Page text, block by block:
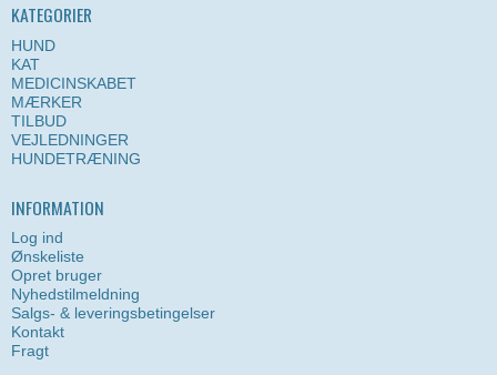
KATEGORIER
HUND
KAT
MEDICINSKABET
MÆRKER
TILBUD
VEJLEDNINGER
HUNDETRÆNING
INFORMATION
Log ind
Ønskeliste
Opret bruger
Nyhedstilmeldning
Salgs- & leveringsbetingelser
Kontakt
Fragt